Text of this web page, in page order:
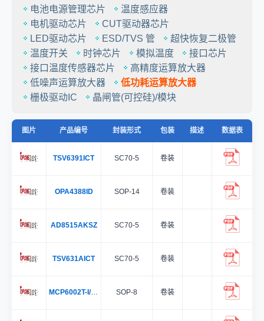
电池电源管理芯片
温度感应器
电机驱动芯片
CUT驱动器芯片
LED驱动芯片
ESD/TVS 管
超快恢复二极管
温度开关
时钟芯片 模拟温度
接口芯片
接口温度传感器芯片
高精度运算放大器
低噪声运算放大器
低功耗运算放大器
栅极驱动IC
晶闸管(可控硅)/模块
图片 产品编号 封装形式 包装 描述 数据表
TSV6391ICT SC70-5 卷装
OPA4388ID SOP-14 卷装
AD8515AKSZ SC70-5 卷装
TSV631AICT SC70-5 卷装
MCP6002T-I/SN SOP-8 卷装